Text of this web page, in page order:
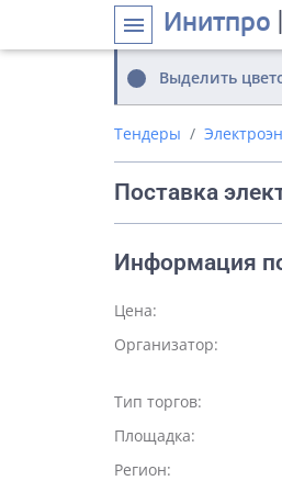
menu Инитпро
Выделить
Тендеры
Поставка
Информация
Цена:
Организатор:
Тип торгов:
Площадка:
Регион: